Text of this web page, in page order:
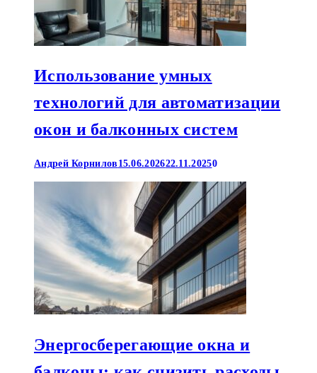
Использование умных
технологий для автоматизации
окон и балконных систем
Андрей Корнилов 15.06.202622.11.20250
Энергосберегающие окна и